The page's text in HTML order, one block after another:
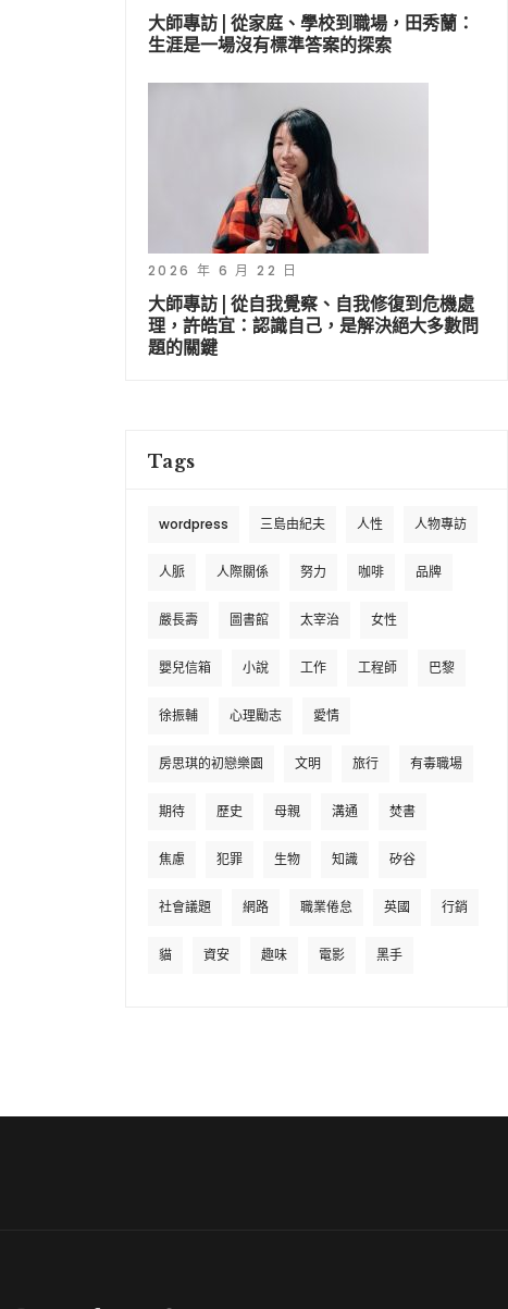
大師專訪 | 從家庭、學校到職場，田秀蘭：
生涯是一場沒有標準答案的探索
2026 年 6 月 22 日
大師專訪 | 從自我覺察、自我修復到危機處
理，許皓宜：認識自己，是解決絕大多數問
題的關鍵
Tags
wordpress 三島由紀夫 人性 人物專訪
人脈 人際關係 努力 咖啡 品牌
嚴長壽 圖書館 太宰治 女性
嬰兒信箱 小說 工作 工程師 巴黎
徐振輔 心理勵志 愛情
房思琪的初戀樂園 文明 旅行 有毒職場
期待 歷史 母親 溝通 焚書
焦慮 犯罪 生物 知識 矽谷
社會議題 網路 職業倦怠 英國 行銷
貓 資安 趣味 電影 黑手